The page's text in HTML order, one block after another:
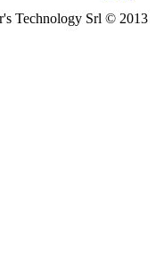
Technology Srl © 2013